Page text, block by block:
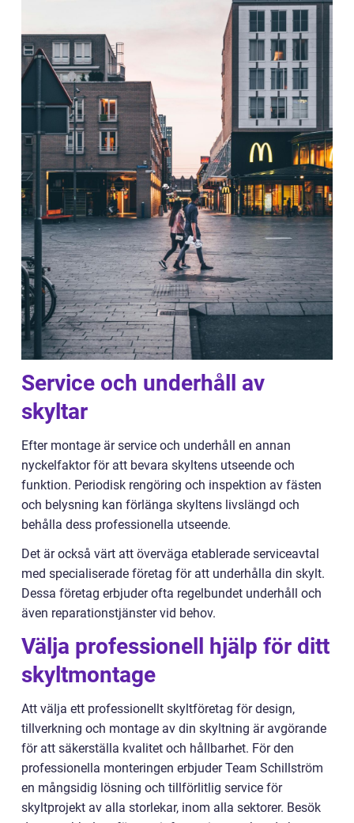
Service och underhåll av
skyltar
Efter montage är service och underhåll en annan
nyckelfaktor för att bevara skyltens utseende och
funktion. Periodisk rengöring och inspektion av fästen
och belysning kan förlänga skyltens livslängd och
behålla dess professionella utseende.
Det är också värt att överväga etablerade serviceavtal
med specialiserade företag för att underhålla din skylt.
Dessa företag erbjuder ofta regelbundet underhåll och
även reparationstjänster vid behov.
Välja professionell hjälp för ditt
skyltmontage
Att välja ett professionellt skyltföretag för design,
tillverkning och montage av din skyltning är avgörande
för att säkerställa kvalitet och hållbarhet. För den
professionella monteringen erbjuder Team Schillström
en mångsidig lösning och tillförlitlig service för
skyltprojekt av alla storlekar, inom alla sektorer. Besök